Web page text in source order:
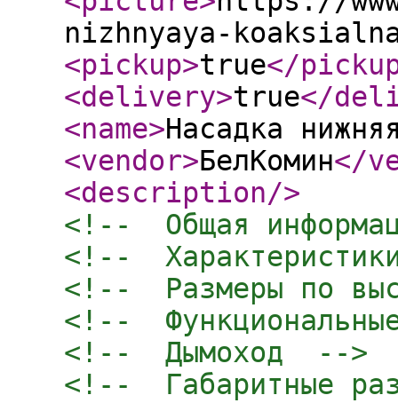
nizhnyaya-
<pickup>true</
<delivery>true</
<name>Насадка
<vendor>БелКомин</
<description/>
<!--  Общая
<!--
<!--  Размеры по
<!--
<!--  Дымоход  -->
<!--  Габаритные